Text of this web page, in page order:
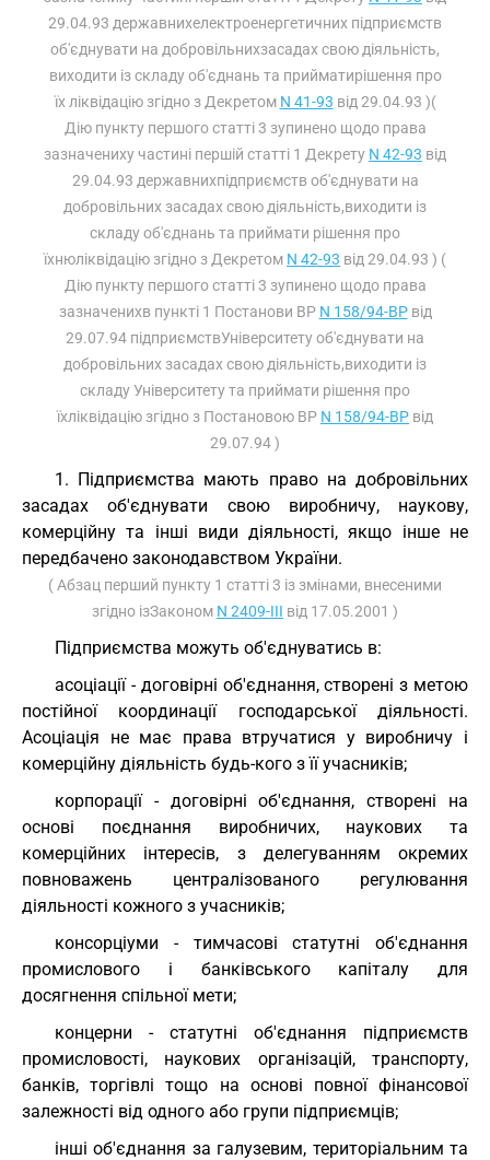
29.04.93 державнихелектроенергетичних підприємств
об'єднувати на добровільнихзасадах свою діяльність,
виходити із складу об'єднань та прийматирішення про
їх ліквідацію згідно з Декретом N 41-93 від 29.04.93 )(
Дію пункту першого статті 3 зупинено щодо права
зазначениху частині першій статті 1 Декрету N 42-93 від
29.04.93 державнихпідприємств об'єднувати на
добровільних засадах свою діяльність,виходити із
складу об'єднань та приймати рішення про
їхнюліквідацію згідно з Декретом N 42-93 від 29.04.93 ) (
Дію пункту першого статті 3 зупинено щодо права
зазначенихв пункті 1 Постанови ВР N 158/94-ВРвід
29.07.94 підприємствУніверситету об'єднувати на
добровільних засадах свою діяльність,виходити із
складу Університету та приймати рішення про
їхліквідацію згідно з Постановою ВР N 158/94-ВР від
29.07.94 )
1. Підприємства мають право на добровільних
засадах об'єднувати свою виробничу, наукову,
комерційну та інші види діяльності, якщо інше не
передбачено законодавством України.
( Абзац перший пункту 1 статті 3 із змінами, внесеними
згідно ізЗаконом N 2409-III від 17.05.2001 )
Підприємства можуть об'єднуватись в:
асоціації - договірні об'єднання, створені з метою
постійної координації господарської діяльності.
Асоціація не має права втручатися у виробничу і
комерційну діяльність будь-кого з її учасників;
корпорації - договірні об'єднання, створені на
основі поєднання виробничих, наукових та
комерційних інтересів, з делегуванням окремих
повноважень централізованого регулювання
діяльності кожного з учасників;
консорціуми - тимчасові статутні об'єднання
промислового і банківського капіталу для
досягнення спільної мети;
концерни - статутні об'єднання підприємств
промисловості, наукових організацій, транспорту,
банків, торгівлі тощо на основі повної фінансової
залежності від одного або групи підприємців;
інші об'єднання за галузевим, територіальним та